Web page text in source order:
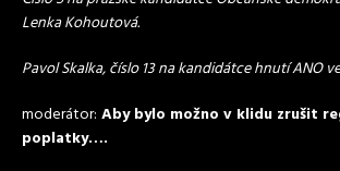
Lenka Kohoutová.
Pavol Skalka, číslo 13 na kandidátce hnutí ANO
moderátor: Aby bylo možno v klidu zrušit
poplatky….